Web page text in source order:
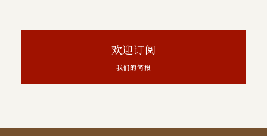
欢迎订阅
我们的简报